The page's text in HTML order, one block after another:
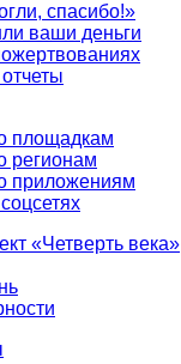
спасибо!»
ваши деньги
площадкам
регионам
приложениям
«Четверть века»